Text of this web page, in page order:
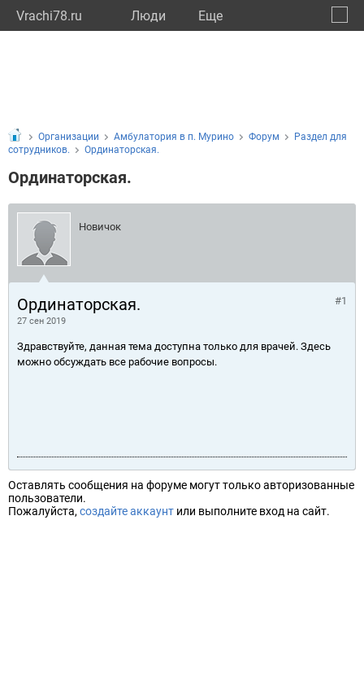
Vrachi78.ru Люди Eще
Организации Амбулатория в п. Мурино Форум
Раздел для
сотрудников.
Ординаторская.
Ординаторская.
Новичок
Ординаторская.
27 сен 2019
#1
Здравствуйте, данная тема доступна только для врачей. Здесь
можно обсуждать все рабочие вопросы.
Оставлять сообщения на форуме могут только авторизованные
пользователи.
Пожалуйста, создайте аккаунт или выполните вход на сайт.